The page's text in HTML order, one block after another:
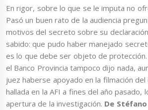
En rigor, sobre lo que se le imputa no
Pasó un buen rato de la audiencia
motivos del secreto sobre su
sabido: que pudo haber manejado
es lo que debe ser objeto de protección.
el Banco Provincia tampoco dijo nada,
juez haberse apoyado en la filmación
hallada en la AFI a fines del año pasado,
apertura de la investigación. De